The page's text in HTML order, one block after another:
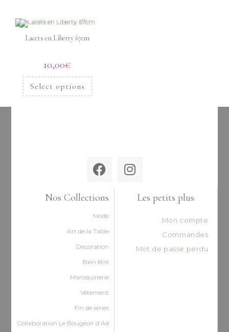
Lacets en Liberty 67cm
10,00€
Select options
Nos Collections
Mode
Art de la Table
Decoration
Bien être
Maroquinerie
Vêtement
Fin de séries
Collaboration Le Bougeoir d’Ad
Les petits plus
Mon compte
Commandes
Mot de passe perdu